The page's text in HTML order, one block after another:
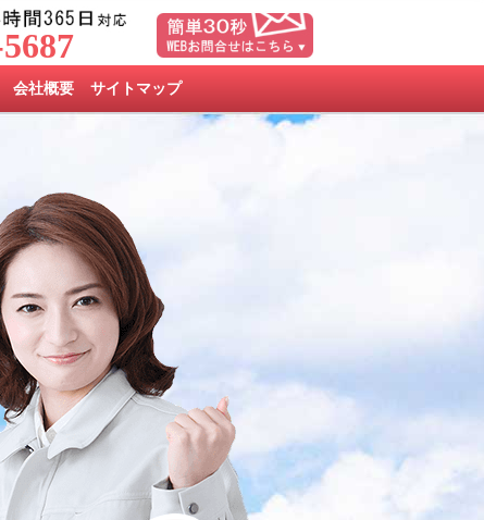
会社概要 サイトマップ